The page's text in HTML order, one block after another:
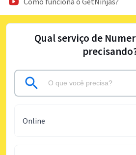
Qual serviço de
Online